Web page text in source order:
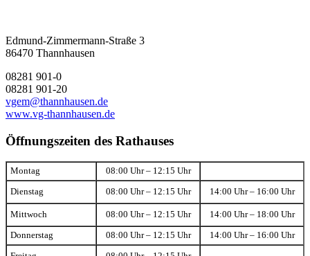
Edmund-Zimmermann-Straße 3
86470 Thannhausen
08281 901-0
08281 901-20
vgem@thannhausen.de
www.vg-thannhausen.de
Öffnungszeiten des Rathauses
Montag 08:00 Uhr – 12:15 Uhr
Dienstag 08:00 Uhr – 12:15 Uhr 14:00 Uhr – 16:00 Uhr
Mittwoch 08:00 Uhr – 12:15 Uhr 14:00 Uhr – 18:00 Uhr
Donnerstag 08:00 Uhr – 12:15 Uhr 14:00 Uhr – 16:00 Uhr